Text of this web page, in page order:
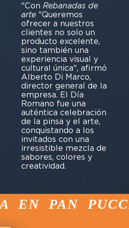
"Con Rebanadas de
arte"Queremos
ofrecer a nuestros
clientes no solo un
producto excelente,
sino también una
experiencia visual y
cultural única", afirmó
Alberto Di Marco,
director general de la
empresa. El Día
Romano fue una
auténtica celebración
de la pinsa y el arte,
conquistando a los
invitados con una
irresistible mezcla de
sabores, colores y
creatividad.
PAN